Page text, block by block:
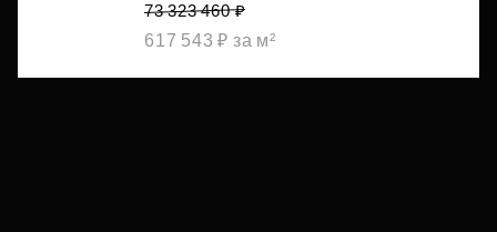
73 323 460 ₽
617 543 ₽ за м²